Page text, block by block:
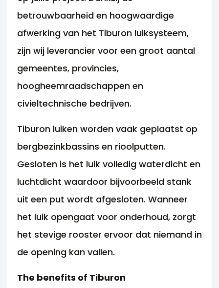
betrouwbaarheid en hoogwaardige
afwerking van het Tiburon luiksysteem,
zijn wij leverancier voor een groot aantal
gemeentes, provincies,
hoogheemraadschappen en
civieltechnische bedrijven.
Tiburon luiken worden vaak geplaatst op
bergbezinkbassins en rioolputten.
Gesloten is het luik volledig waterdicht en
luchtdicht waardoor bijvoorbeeld stank
uit een put wordt afgesloten. Wanneer
het luik opengaat voor onderhoud, zorgt
het stevige rooster ervoor dat niemand in
de opening kan vallen.
The benefits of Tiburon